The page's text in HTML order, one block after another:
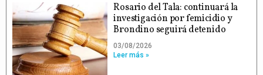
Rosario del Tala: continuará la
investigación por femicidio y
Brondino seguirá detenido
03/08/2026
Leer más »